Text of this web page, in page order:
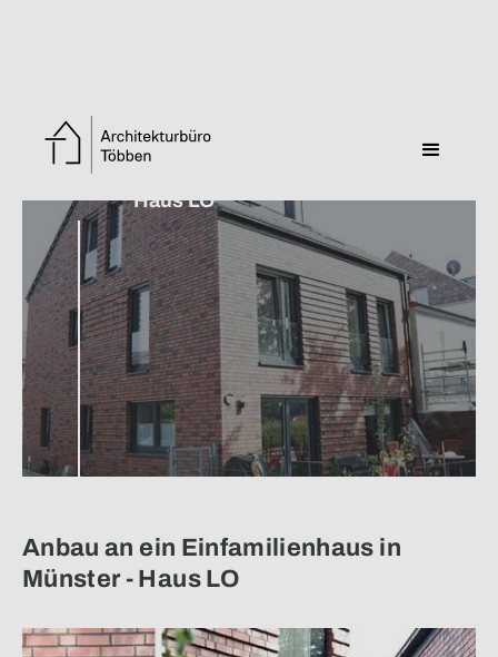
Zurück zur Übersicht
Haus LO
Anbau an ein Einfamilienhaus in
Münster - Haus LO